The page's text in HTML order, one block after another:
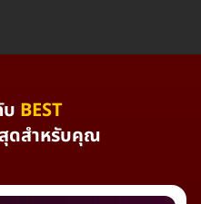
BEST
ดสำหรับคุณ